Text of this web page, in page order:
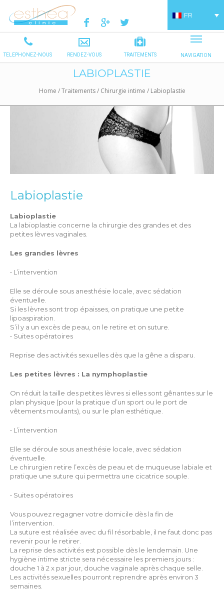
LABIOPLASTIE
Home /Traitements / Chirurgie intime / Labioplastie
Labioplastie
Labioplastie
La labioplastie concerne la chirurgie des grandes et des
petites lèvres vaginales.
Les grandes lèvres
• L’intervention
Elle se déroule sous anesthésie locale, avec sédation
éventuelle.
Si les lèvres sont trop épaisses, on pratique une petite
lipoaspiration.
S’il y a un excès de peau, on le retire et on suture.
• Suites opératoires
Reprise des activités sexuelles dès que la gêne a disparu.
Les petites lèvres : La nymphoplastie
On réduit la taille des petites lèvres si elles sont gênantes sur le
plan physique (pour la pratique d’un sport ou le port de
vêtements moulants), ou sur le plan esthétique.
• L’intervention
Elle se déroule sous anesthésie locale, avec sédation
éventuelle.
Le chirurgien retire l’excès de peau et de muqueuse labiale et
pratique une suture qui permettra une cicatrice souple.
• Suites opératoires
Vous pouvez regagner votre domicile dès la fin de
l’intervention.
La suture est réalisée avec du fil résorbable, il ne faut donc pas
revenir pour le retirer.
La reprise des activités est possible dès le lendemain. Une
hygiène intime stricte sera nécessaire les premiers jours :
douche 1 à 2 x par jour, douche vaginale après chaque selle.
Les activités sexuelles pourront reprendre après environ 3
semaines.
FR